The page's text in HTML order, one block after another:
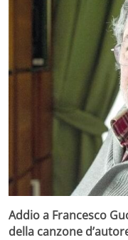
Addio a Francesco
della canzone